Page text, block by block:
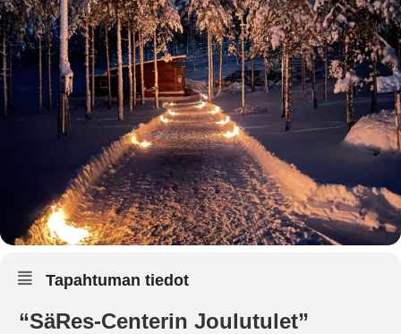
Tapahtuman tiedot
“SäRes-Centerin Joulutulet”